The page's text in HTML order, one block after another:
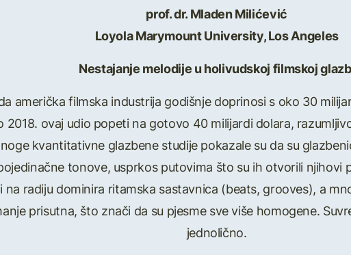
prof. dr. Mladen Milićević
Loyola Marymount University, Los Angeles
Nestajanje melodije u holivudskoj filmskoj
američka filmska industrija godišnje doprinosi s oko 30
2018. ovaj udio popeti na gotovo 40 milijardi dolara,
kvantitativne glazbene studije pokazale su da su
tonove, usprkos putovima što su ih otvorili njihovi
radiju dominira ritamska sastavnica (beats, grooves), a
prisutna, što znači da su pjesme sve više homogene.
jednolično.